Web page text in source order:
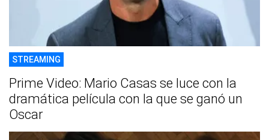
STREAMING
Prime Video: Mario Casas se luce con la
dramática película con la que se ganó un
Oscar